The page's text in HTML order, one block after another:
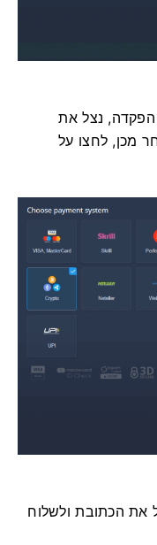
הפקדה, נצל את
מכן, לחצו על
את הכתובת ולשלוח